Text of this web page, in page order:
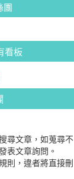
團
看板
尋文章，如蒐尋不
表文章詢問。
則，違者將直接刪